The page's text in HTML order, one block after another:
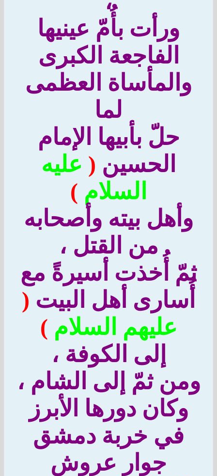
ورأت بأُمّ عينيها
الفاجعة الكبرى
والمأساة العظمى
لما
حلّ بأبيها الإمام
الحسين(عليه
السلام)
وأهل بيته وأصحابه
من القتل ،
أُخذت أسيرةً مع
أُسارى أهل البيت(
عليهم السلام)
إلى الكوفة ،
ثمّ إلى الشام ،
وكان دورها الأبرز
في خربة دمشق
جوار عروش